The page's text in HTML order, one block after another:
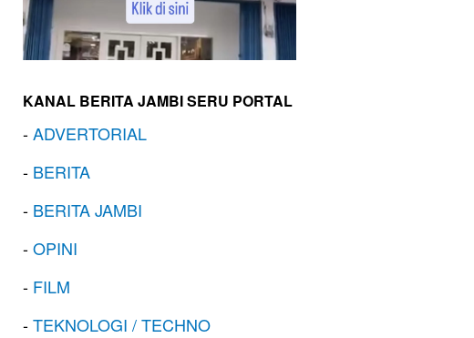
KANAL BERITA JAMBI SERU PORTAL
-ADVERTORIAL
- BERITA
- BERITA JAMBI
-OPINI
- FILM
-TEKNOLOGI / TECHNO